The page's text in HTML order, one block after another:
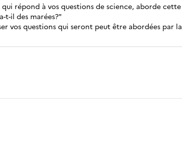
répond à vos questions de science, aborde cette
t-il des marées?"
vos questions qui seront peut être abordées par la